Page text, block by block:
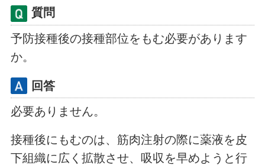
質問
予防接種後の接種部位をもむ必要があります
か。
回答
必要ありません。
接種後にもむのは、筋肉注射の際に薬液を皮
下組織に広く拡散させ、吸収を早めようと行